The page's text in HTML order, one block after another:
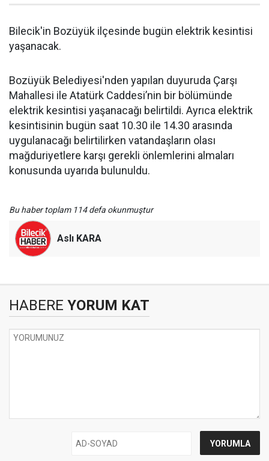
Bilecik'in Bozüyük ilçesinde bugün elektrik kesintisi
yaşanacak.
Bozüyük Belediyesi'nden yapılan duyuruda Çarşı
Mahallesi ile Atatürk Caddesi’nin bir bölümünde
elektrik kesintisi yaşanacağı belirtildi. Ayrıca elektrik
kesintisinin bugün saat 10.30 ile 14.30 arasında
uygulanacağı belirtilirken vatandaşların olası
mağduriyetlere karşı gerekli önlemlerini almaları
konusunda uyarıda bulunuldu.
Bu haber toplam 114 defa okunmuştur
Aslı KARA
HABERE YORUM KAT